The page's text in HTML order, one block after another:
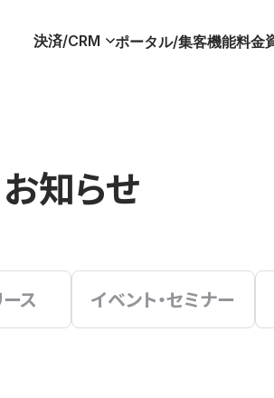
決済/CRM ポータル/集客機能料金
お知らせ
ス イベント・セミナー